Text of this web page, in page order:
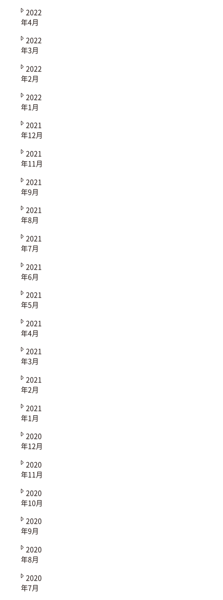
2022
年4月
2022
年3月
2022
年2月
2022
年1月
2021
年12月
2021
年11月
2021
年9月
2021
年8月
2021
年7月
2021
年6月
2021
年5月
2021
年4月
2021
年3月
2021
年2月
2021
年1月
2020
年12月
2020
年11月
2020
年10月
2020
年9月
2020
年8月
2020
年7月